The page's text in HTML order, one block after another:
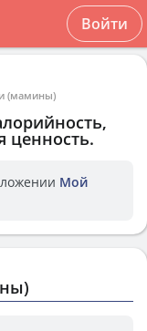
Войти
(мамины)
ценность.
Мой